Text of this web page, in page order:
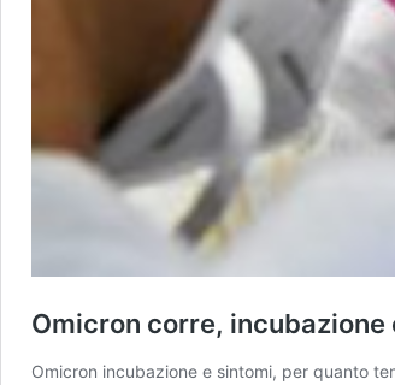
Omicron corre,
Omicron incubazione e sintomi, per quanto